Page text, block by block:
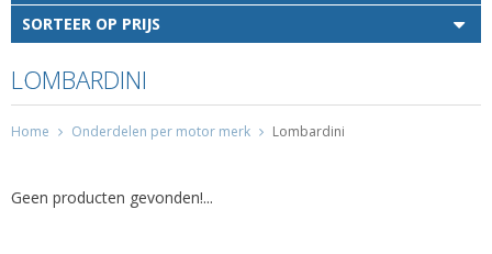
SORTEER OP PRIJS
LOMBARDINI
Home Onderdelen per motor merk Lombardini
Geen producten gevonden!...